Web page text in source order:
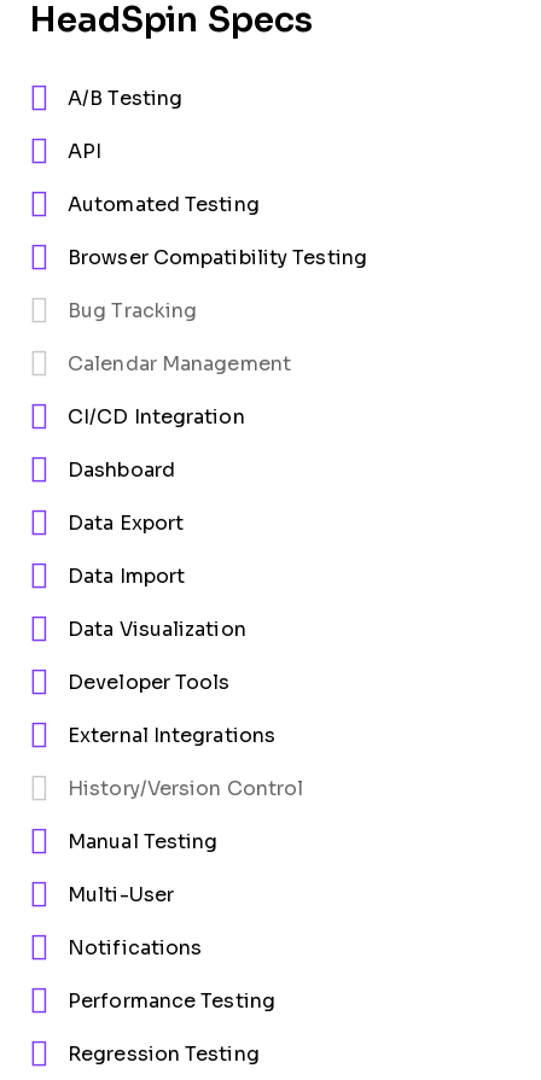
HeadSpin Specs
A/B Testing
API
Automated Testing
Browser Compatibility Testing
Bug Tracking
Calendar Management
CI/CD Integration
Dashboard
Data Export
Data Import
Data Visualization
Developer Tools
External Integrations
History/Version Control
Manual Testing
Multi-User
Notifications
Performance Testing
Regression Testing